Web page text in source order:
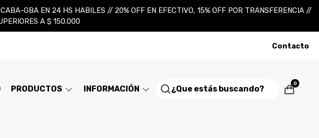
GBA EN 24 HS HABILES // 20% OFF EN EFECTIVO, 15% OFF POR TRANSFERENCIA //
A $ 150.000
Contacto
PRODUCTOS INFORMACIÓN
0